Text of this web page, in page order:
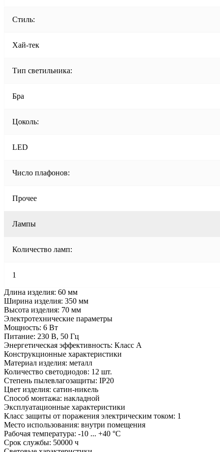
Стиль:
Хай-тек
Тип светильника:
Бра
Цоколь:
LED
Число плафонов:
Прочее
Лампы
Количество ламп:
1
Длина изделия: 60 мм
Ширина изделия: 350 мм
Высота изделия: 70 мм
Электротехнические параметры
Мощность: 6 Вт
Питание: 230 В, 50 Гц
Энергетическая эффективность: Класс А
Конструкционные характеристики
Материал изделия: металл
Количество светодиодов: 12 шт.
Степень пылевлагозащиты: IP20
Цвет изделия: сатин-никель
Способ монтажа: накладной
Эксплуатационные характеристики
Класс защиты от поражения электрическим током: 1
Место использования: внутри помещения
Рабочая температура: -10 ... +40 °C
Срок службы: 50000 ч